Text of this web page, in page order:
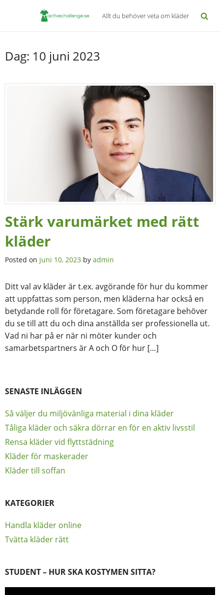
Allt du behöver veta om kläder
Dag: 10 juni 2023
Stärk varumärket med rätt
kläder
Posted on juni 10, 2023 by admin
Ditt val av kläder är t.ex. avgörande för hur du kommer
att uppfattas som person, men kläderna har också en
betydande roll för företagare. Som företagare behöver
du se till att du och dina anställda ser professionella ut.
Vad ni har på er när ni möter kunder och
samarbetspartners är A och O för hur […]
SENASTE INLÄGGEN
Så väljer du miljövänliga material i dina kläder
Tåliga kläder och säkra dörrar en för en aktiv livsstil
Rensa kläder vid flyttstädning
Kläder för maskerader
Kläder till soffan
KATEGORIER
Handla kläder online
Tvätta kläder rätt
STUDENT – HUR SKA KOSTYMEN SITTA?